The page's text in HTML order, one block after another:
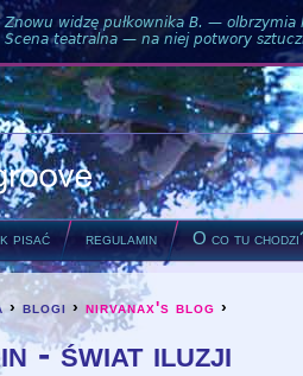
Znowu widzę pułkownika B. — olbrzymia
Scena teatralna — na niej potwory
pisać regulamin O co tu
›blogi ›nirvanax's blog ›
- świat iluzji